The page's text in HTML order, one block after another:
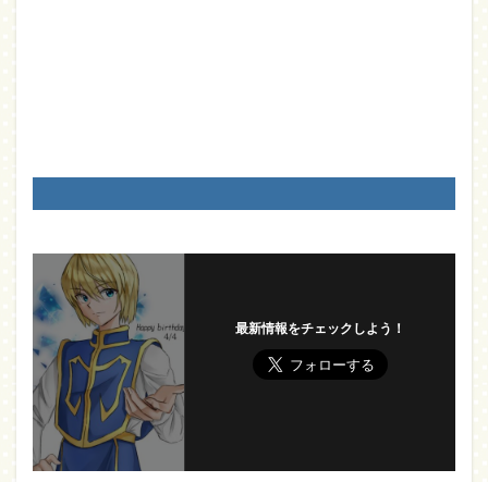
最新情報をチェックしよう！